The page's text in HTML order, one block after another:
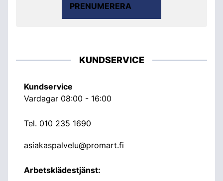
PRENUMERERA
KUNDSERVICE
Kundservice
Vardagar 08:00 - 16:00
Tel. 010 235 1690
asiakaspalvelu@promart.fi
Arbetsklädestjänst: